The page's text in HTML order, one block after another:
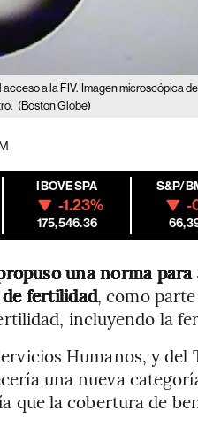
a la FIV. Imagen microscópica
(Boston Globe)
IBOVESPA
-1.23%
175,546.36
S&P/
-
una norma para
fertilidad, como
incluyendo la
Humanos, y del
una nueva
que la cobertura de